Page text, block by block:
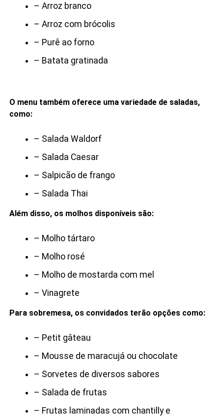
– Arroz branco
– Arroz com brócolis
– Purê ao forno
– Batata gratinada
O menu também oferece uma variedade de saladas,
como:
– Salada Waldorf
– Salada Caesar
– Salpicão de frango
– Salada Thai
Além disso, os molhos disponíveis são:
– Molho tártaro
– Molho rosé
– Molho de mostarda com mel
– Vinagrete
Para sobremesa, os convidados terão opções como:
– Petit gâteau
– Mousse de maracujá ou chocolate
– Sorvetes de diversos sabores
– Salada de frutas
– Frutas laminadas com chantilly e